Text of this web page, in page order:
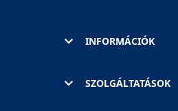
INFORMÁCIÓK
SZOLGÁLTATÁSOK